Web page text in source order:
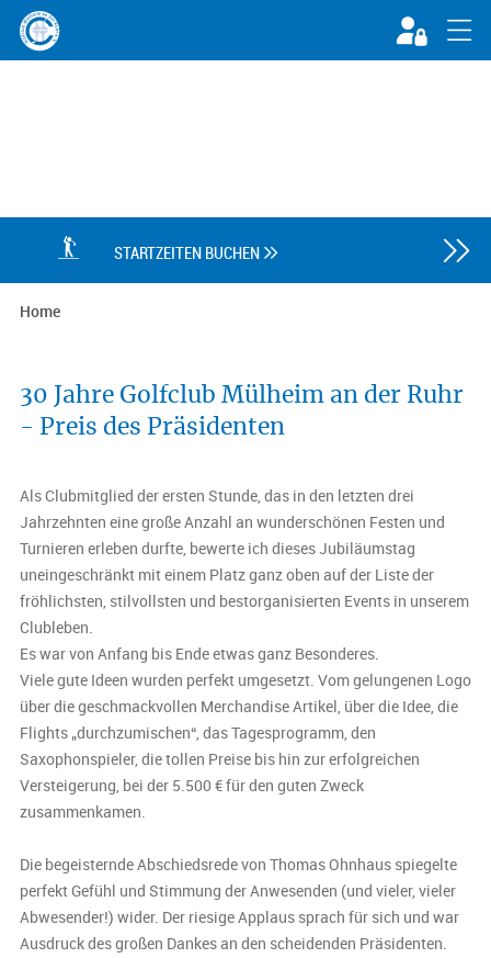
STARTZEITEN BUCHEN  
Home
30 Jahre Golfclub Mülheim an der Ruhr
- Preis des Präsidenten
Als Clubmitglied der ersten Stunde, das in den letzten drei
Jahrzehnten eine große Anzahl an wunderschönen Festen und
Turnieren erleben durfte, bewerte ich dieses Jubiläumstag
uneingeschränkt mit einem Platz ganz oben auf der Liste der
fröhlichsten, stilvollsten und bestorganisierten Events in unserem
Clubleben.
Es war von Anfang bis Ende etwas ganz Besonderes.
Viele gute Ideen wurden perfekt umgesetzt. Vom gelungenen Logo
über die geschmackvollen Merchandise Artikel, über die Idee, die
Flights „durchzumischen“, das Tagesprogramm, den
Saxophonspieler, die tollen Preise bis hin zur erfolgreichen
Versteigerung, bei der 5.500 € für den guten Zweck
zusammenkamen.
Die begeisternde Abschiedsrede von Thomas Ohnhaus spiegelte
perfekt Gefühl und Stimmung der Anwesenden (und vieler, vieler
Abwesender!) wider. Der riesige Applaus sprach für sich und war
Ausdruck des großen Dankes an den scheidenden Präsidenten.